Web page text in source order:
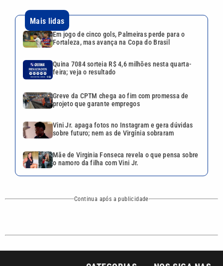
sobre futuro; nem as de Virgínia sobraram
Mãe de Virginia Fonseca revela o que pensa sobre
o namoro da filha com Vini Jr.
Continua após a publicidade
VTV é afiliada do
SBT na Região
Cotidiano Esportes
Mundo Polícia
REDES